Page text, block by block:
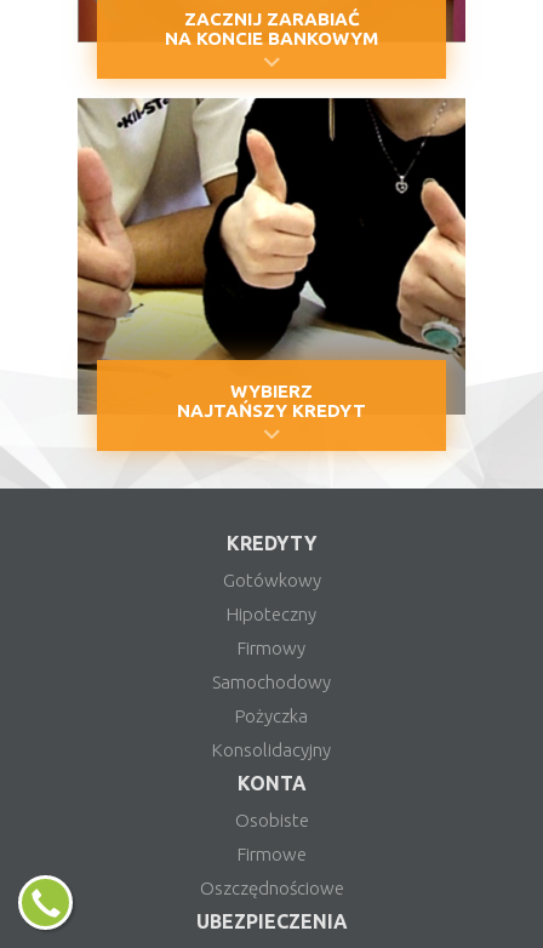
ZACZNIJ ZARABIAĆ
NA KONCIE BANKOWYM
WYBIERZ
NAJTAŃSZY KREDYT
KREDYTY
Gotówkowy
Hipoteczny
Firmowy
Samochodowy
Pożyczka
Konsolidacyjny
KONTA
Osobiste
Firmowe
Oszczędnościowe
UBEZPIECZENIA